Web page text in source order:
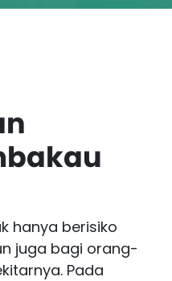
hanya berisiko
juga bagi orang-
Pada